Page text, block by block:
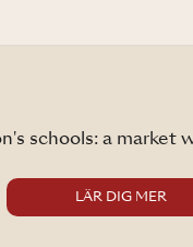
schools: a market
LÄR DIG MER